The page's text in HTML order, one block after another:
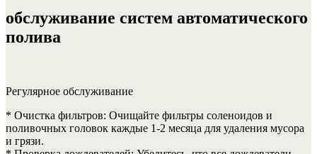
обслуживание систем автоматического
полива
Регулярное обслуживание
* Очистка фильтров: Очищайте фильтры соленоидов и
поливочных головок каждые 1-2 месяца для удаления мусора
и грязи.